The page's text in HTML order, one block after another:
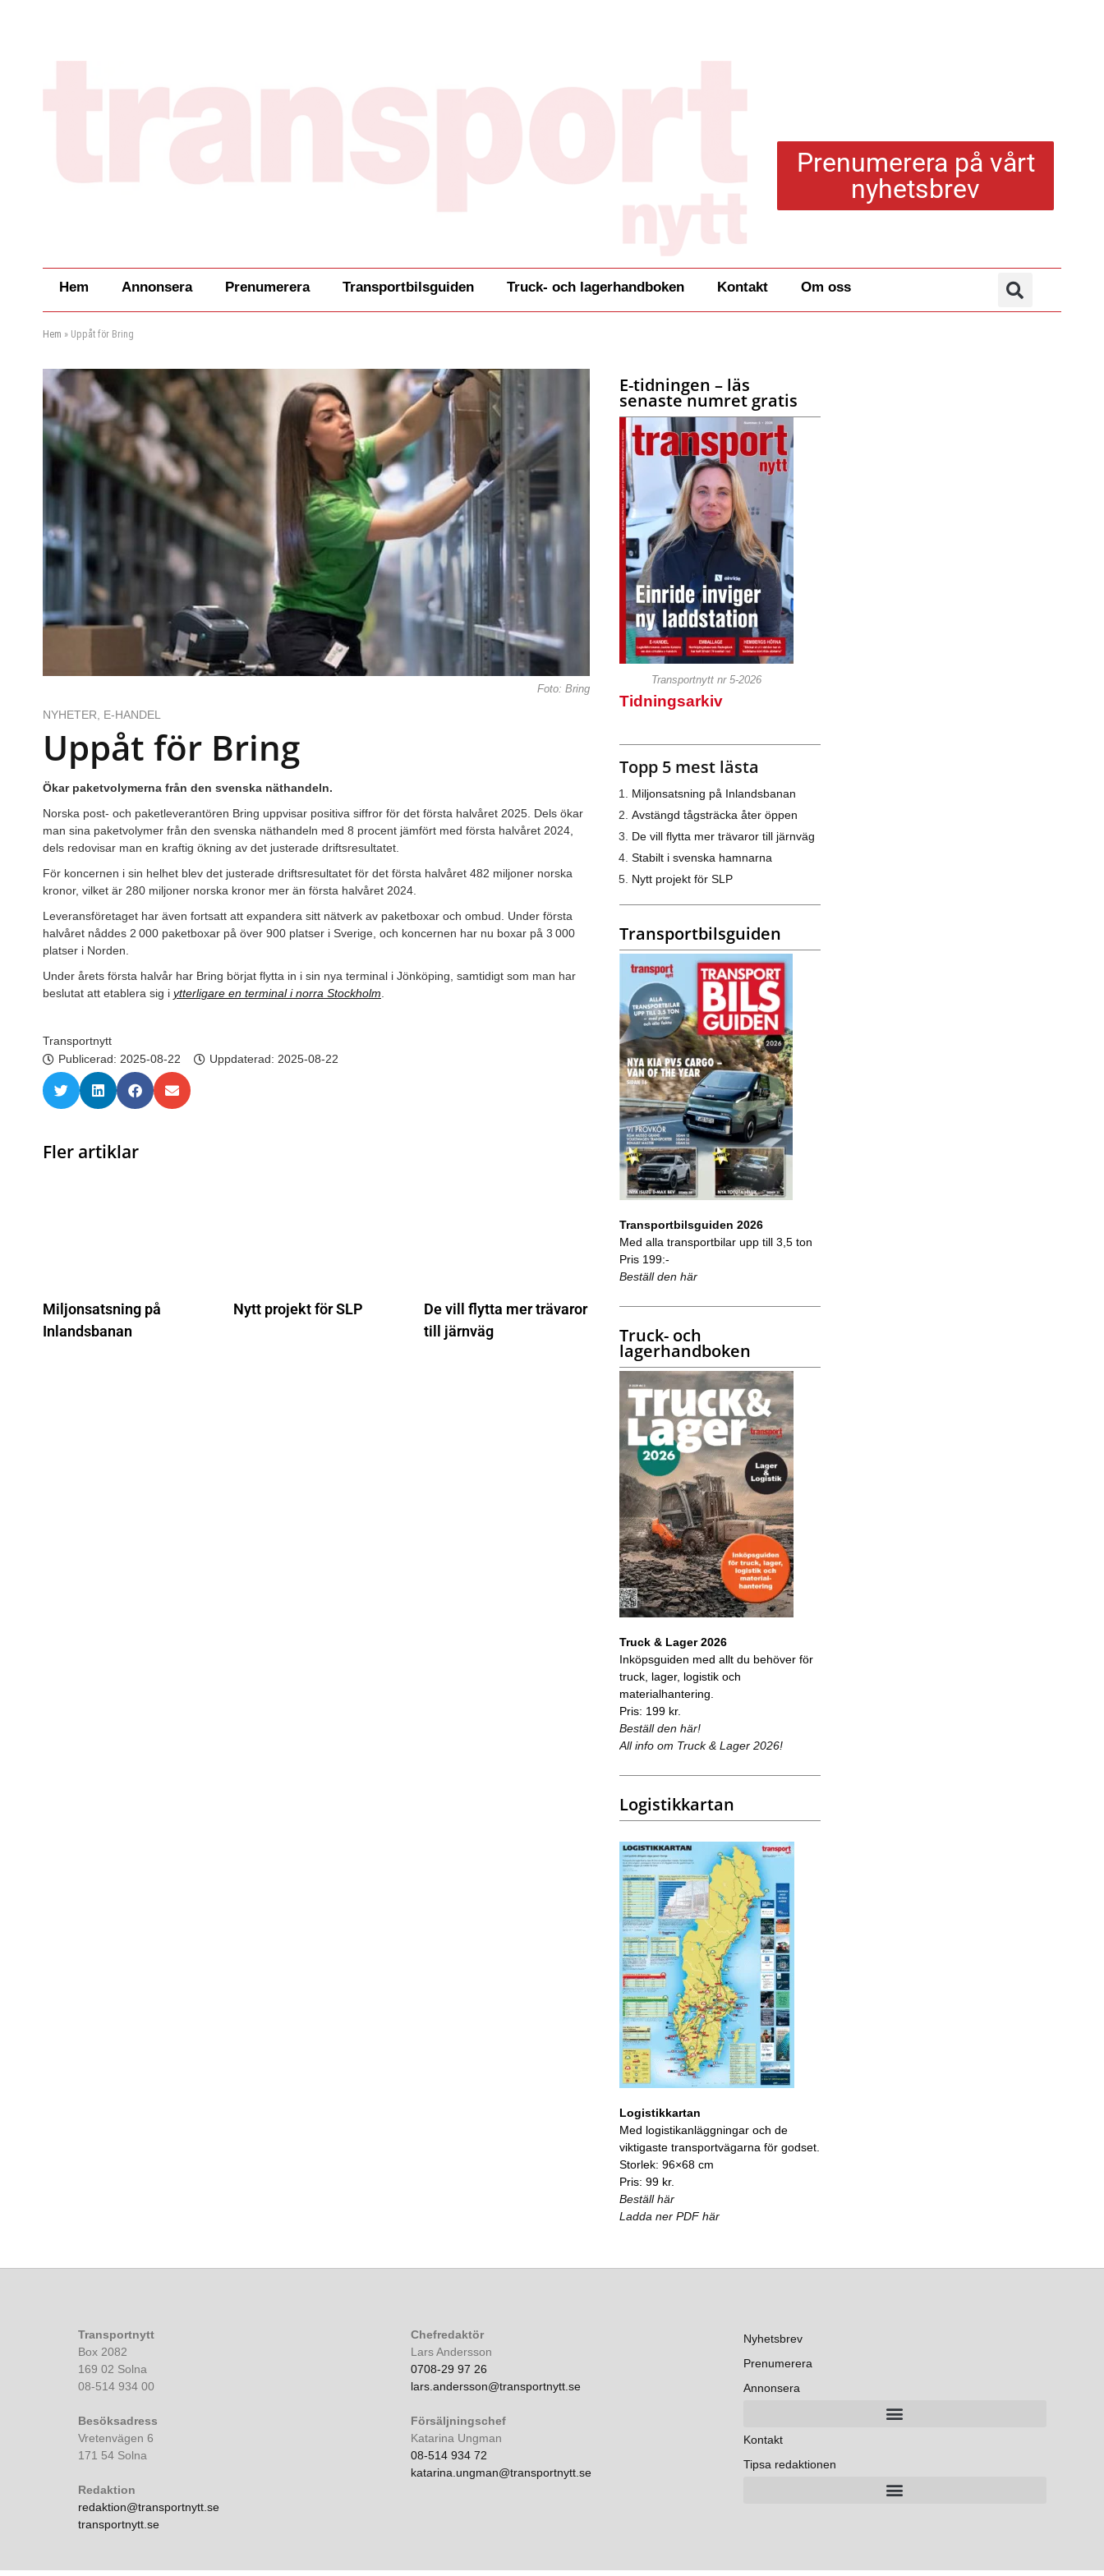
Prenumerera på vårt
nyhetsbrev
Hem Annonsera Prenumerera Transportbilsguiden Truck- och lagerhandboken Kontakt Om oss
Hem » Uppåt för Bring
Foto: Bring
NYHETER E-HANDEL
Uppåt för Bring
Ökar paketvolymerna från den svenska näthandeln.
Norska post- och paketleverantören Bring uppvisar positiva siffror för det första halvåret 2025. Dels ökar
man sina paketvolymer från den svenska näthandeln med 8 procent jämfört med första halvåret 2024,
dels redovisar man en kraftig ökning av det justerade driftsresultatet.
För koncernen i sin helhet blev det justerade driftsresultatet för det första halvåret 482 miljoner norska
kronor, vilket är 280 miljoner norska kronor mer än första halvåret 2024.
Leveransföretaget har även fortsatt att expandera sitt nätverk av paketboxar och ombud. Under första
halvåret nåddes 2 000 paketboxar på över 900 platser i Sverige, och koncernen har nu boxar på 3 000
platser i Norden.
Under årets första halvår har Bring börjat flytta in i sin nya terminal i Jönköping, samtidigt som man har
beslutat att etablera sig i ytterligare en terminal i norra Stockholm
Transportnytt
Publicerad: 2025-08-22 Uppdaterad: 2025-08-22
Fler artiklar
Miljonsatsning på
Inlandsbanan
Nytt projekt för SLP
De vill flytta mer trävaror
till järnväg
E-tidningen – läs
senaste numret gratis
Transportnytt nr 5-2026
Tidningsarkiv
Topp 5 mest lästa
Miljonsatsning på Inlandsbanan
Avstängd tågsträcka åter öppen
De vill flytta mer trävaror till järnväg
Stabilt i svenska hamnarna
Nytt projekt för SLP
Transportbilsguiden
Transportbilsguiden 2026
Med alla transportbilar upp till 3,5 ton
Pris 199:-
Beställ den här
Truck- och
lagerhandboken
Truck & Lager 2026
Inköpsguiden med allt du behöver för
truck, lager, logistik och
materialhantering.
Pris: 199 kr.
Beställ den här!
All info om Truck & Lager 2026!
Logistikkartan
Logistikkartan
Med logistikanläggningar och de
viktigaste transportvägarna för godset.
Storlek: 96×68 cm
Pris: 99 kr.
Beställ här
Ladda ner PDF här
Transportnytt
Box 2082
169 02 Solna
08-514 934 00
Besöksadress
Vretenvägen 6
171 54 Solna
Redaktion
redaktion@transportnytt.se
transportnytt.se
Chefredaktör
Lars Andersson
0708-29 97 26
lars.andersson@transportnytt.se
Försäljningschef
Katarina Ungman
08-514 934 72
katarina.ungman@transportnytt.se
Nyhetsbrev
Prenumerera
Annonsera
Kontakt
Tipsa redaktionen